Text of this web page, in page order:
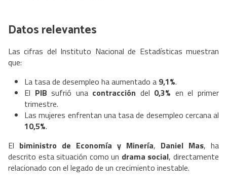
Datos relevantes
Las cifras del Instituto Nacional de Estadísticas muestran
que:
La tasa de desempleo ha aumentado a 9,1%.
El PIB sufrió una contracción del 0,3% en el primer
trimestre.
Las mujeres enfrentan una tasa de desempleo cercana al
10,5%.
El biministro de Economía y Minería, Daniel Mas, ha
descrito esta situación como un drama social, directamente
relacionado con el legado de un crecimiento inestable.